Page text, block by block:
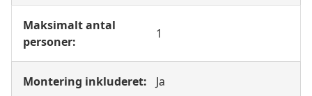
Maksimalt antal
personer:
1
Montering inkluderet: Ja